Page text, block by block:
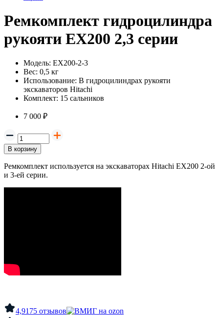
Ремкомплект гидроцилиндра
рукояти EX200 2,3 серии
Модель: EX200-2-3
Вес: 0,5 кг
Использование: В гидроцилиндрах рукояти
экскаваторов Hitachi
Комплект: 15 сальников
7 000 ₽
В корзину
Ремкомплект используется на экскаваторах Hitachi EX200 2-ой
и 3-ей серии.
4,9175 отзывов